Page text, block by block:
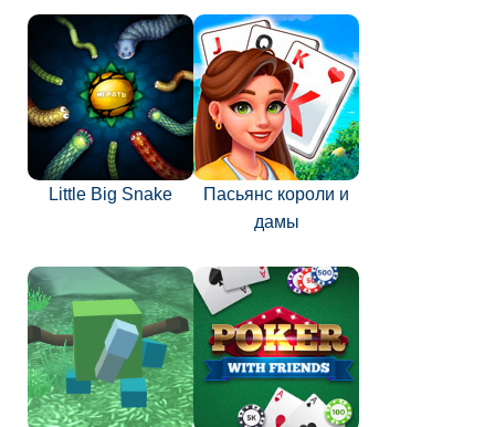
Little Big Snake
Пасьянс короли и
дамы